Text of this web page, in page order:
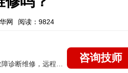
网 阅读：9824
咨询技师